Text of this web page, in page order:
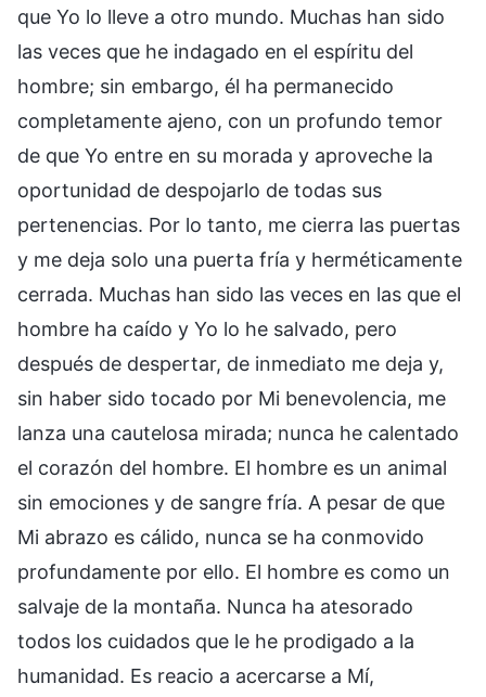
que Yo lo lleve a otro mundo. Muchas han sido
las veces que he indagado en el espíritu del
hombre; sin embargo, él ha permanecido
completamente ajeno, con un profundo temor
de que Yo entre en su morada y aproveche la
oportunidad de despojarlo de todas sus
pertenencias. Por lo tanto, me cierra las puertas
y me deja solo una puerta fría y herméticamente
cerrada. Muchas han sido las veces en las que el
hombre ha caído y Yo lo he salvado, pero
después de despertar, de inmediato me deja y,
sin haber sido tocado por Mi benevolencia, me
lanza una cautelosa mirada; nunca he calentado
el corazón del hombre. El hombre es un animal
sin emociones y de sangre fría. A pesar de que
Mi abrazo es cálido, nunca se ha conmovido
profundamente por ello. El hombre es como un
salvaje de la montaña. Nunca ha atesorado
todos los cuidados que le he prodigado a la
humanidad. Es reacio a acercarse a Mí,